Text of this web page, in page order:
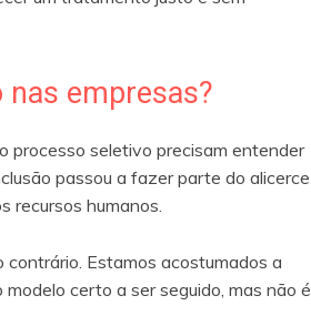
empresas?
processo seletivo precisam entender
passou a fazer parte do alicerce
recursos humanos.
Estamos acostumados a
certo a ser seguido, mas não é